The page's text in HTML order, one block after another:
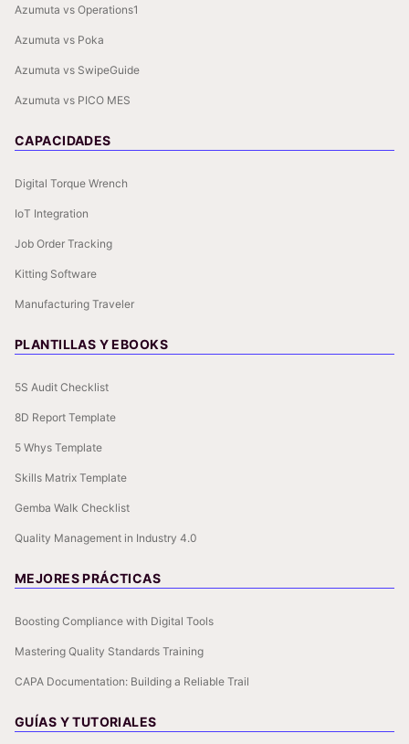
Azumuta vs Operations1
Azumuta vs Poka
Azumuta vs SwipeGuide
Azumuta vs PICO MES
CAPACIDADES
Digital Torque Wrench
IoT Integration
Job Order Tracking
Kitting Software
Manufacturing Traveler
PLANTILLAS Y EBOOKS
5S Audit Checklist
8D Report Template
5 Whys Template
Skills Matrix Template
Gemba Walk Checklist
Quality Management in Industry 4.0
MEJORES PRÁCTICAS
Boosting Compliance with Digital Tools
Mastering Quality Standards Training
CAPA Documentation: Building a Reliable Trail
GUÍAS Y TUTORIALES